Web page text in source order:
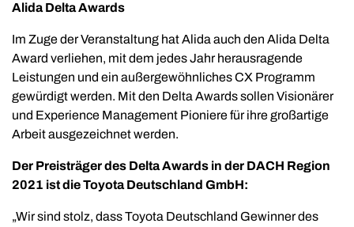
Alida Delta Awards
Im Zuge der Veranstaltung hat Alida auch den Alida Delta
Award verliehen, mit dem jedes Jahr herausragende
Leistungen und ein außergewöhnliches CX Programm
gewürdigt werden. Mit den Delta Awards sollen Visionärer
und Experience Management Pioniere für ihre großartige
Arbeit ausgezeichnet werden.
Der Preisträger des Delta Awards in der DACH Region
2021 ist dieToyota Deutschland GmbH:
„Wir sind stolz, dass Toyota Deutschland Gewinner des